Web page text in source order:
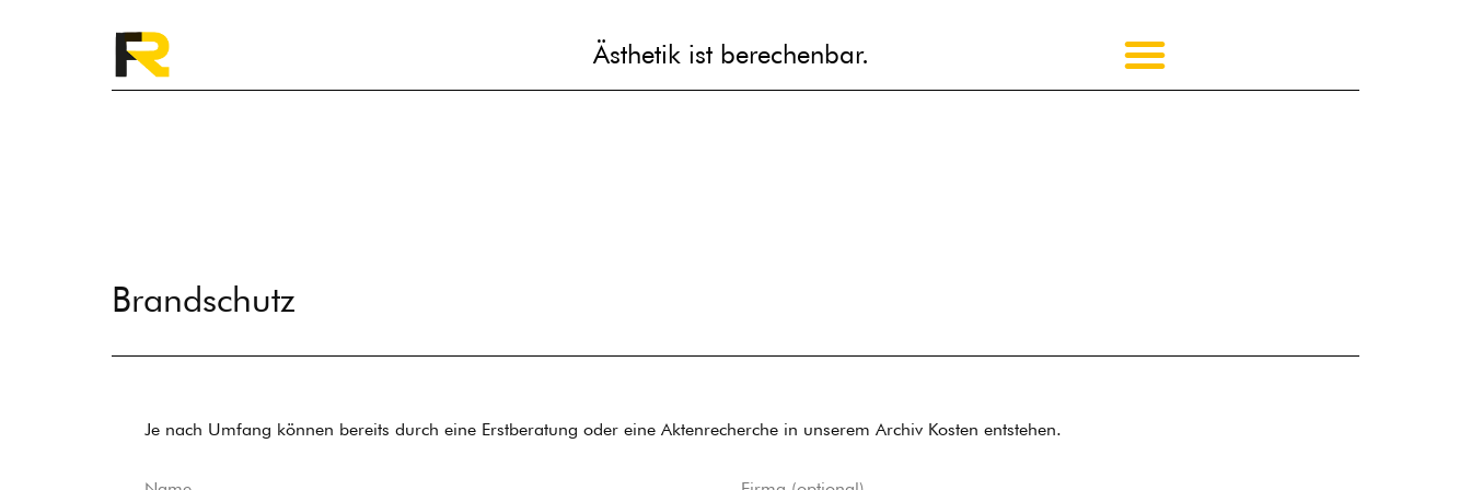
Ästhetik ist berechenbar.
Ästhetik ist berechenbar.
Brandschutz
Je nach Umfang können bereits durch eine Erstberatung oder eine Aktenrecherche in unserem Archiv Kosten entstehen.